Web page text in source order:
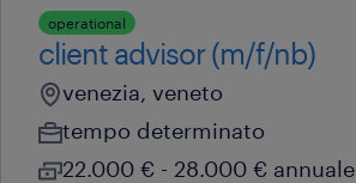
operational
client advisor (m/f/nb)
venezia, veneto
tempo determinato
22.000 € - 28.000 € annuale